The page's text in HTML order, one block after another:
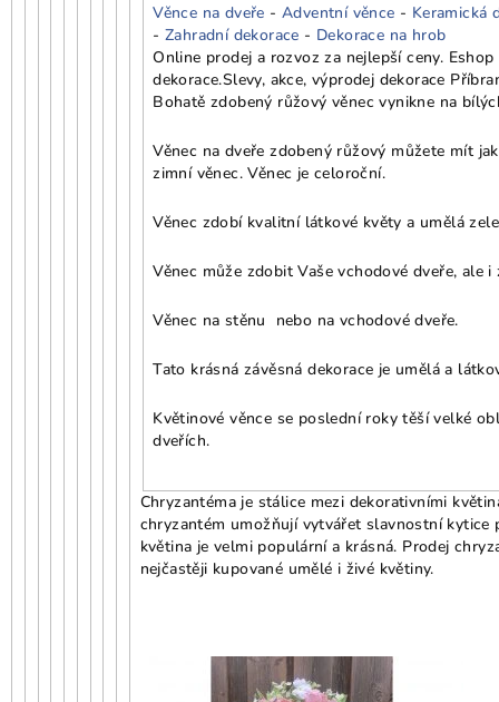
Věnce na dveře -Adventní věnce - Keramická
-Zahradní dekorace - Dekorace na hrob
Online prodej a rozvoz za nejlepší ceny.
dekorace.Slevy, akce, výprodej dekorace
Bohatě zdobený růžový věnec vynikne na
Věnec na dveře zdobený růžový můžete mít
zimní věnec. Věnec je celoroční.
Věnec zdobí kvalitní látkové květy a umělá
Věnec může zdobit Vaše vchodové dveře, ale
Věnec na stěnu nebo na vchodové dveře.
Tato krásná závěsná dekorace je umělá a
Květinové věnce se poslední roky těší velké
dveřích.
Chryzantéma je stálice mezi dekorativními
chryzantém umožňují vytvářet slavnostní
květina je velmi populární a krásná. Prodej
nejčastěji kupované umělé i živé květiny.